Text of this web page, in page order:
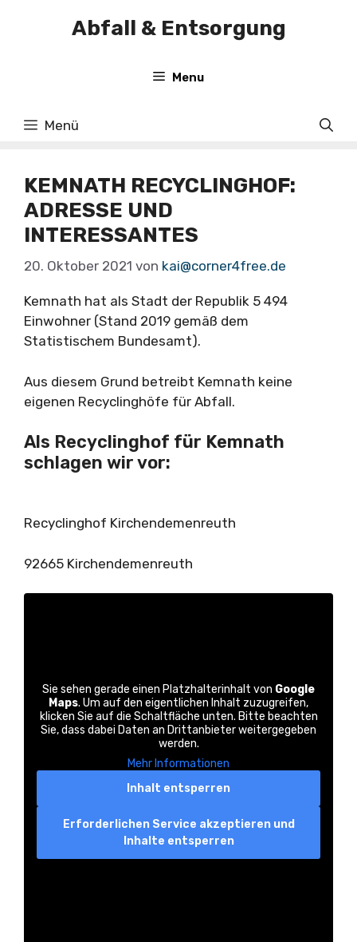
Abfall & Entsorgung
Menu
Menü
KEMNATH RECYCLINGHOF:
ADRESSE UND
INTERESSANTES
20. Oktober 2021 von kai@corner4free.de
Kemnath hat als Stadt der Republik 5 494
Einwohner (Stand 2019 gemäß dem
Statistischem Bundesamt).
Aus diesem Grund betreibt Kemnath keine
eigenen Recyclinghöfe für Abfall.
Als Recyclinghof für Kemnath
schlagen wir vor:
Recyclinghof Kirchendemenreuth
92665 Kirchendemenreuth
Sie sehen gerade einen Platzhalterinhalt von Google
Maps. Um auf den eigentlichen Inhalt zuzugreifen,
klicken Sie auf die Schaltfläche unten. Bitte beachten
Sie, dass dabei Daten an Drittanbieter weitergegeben
werden.
Mehr Informationen
Inhalt entsperren
Erforderlichen Service akzeptieren und
Inhalte entsperren